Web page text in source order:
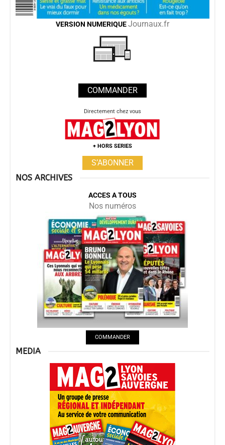
VERSION NUMERIQUEJournaux.fr
COMMANDER
Directement chez vous
+ HORS SERIES
S’ABONNER
NOS ARCHIVES
ACCES A TOUS
Nos numéros
COMMANDER
MEDIA